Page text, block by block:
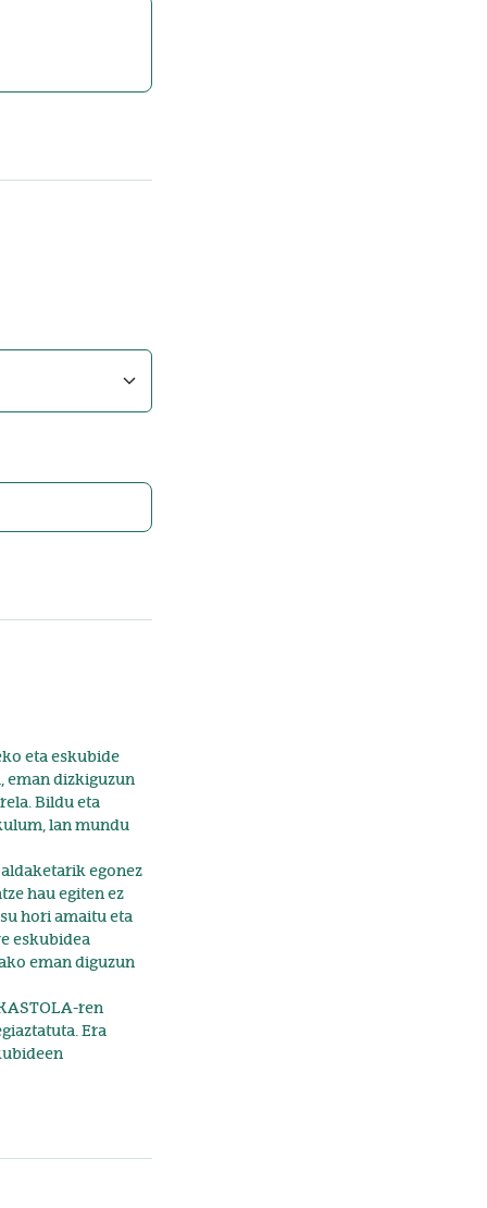
eta eskubide
eman dizkiguzun
Bildu eta
lan mundu
egonez
hau egiten ez
hori amaitu eta
eskubidea
eman diguzun
ren
Era